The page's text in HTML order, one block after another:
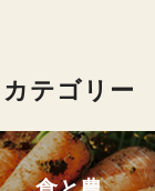
カテゴリー